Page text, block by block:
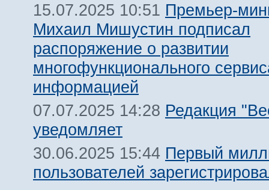
15.07.2025 10:51 Премьер-
Михаил Мишустин подписал
распоряжение о развитии
многофункционального
информацией
07.07.2025 14:28 Редакция
уведомляет
30.06.2025 15:44 Первый
пользователей